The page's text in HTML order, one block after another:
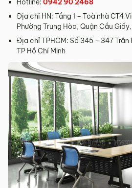
Hotline: 0942 90 2468
Địa chỉ HN: Tầng 1 – Toà nhà CT4
Phường Trung Hòa, Quận Cầu
Địa chỉ TPHCM: Số 345 – 347 Trần
TP Hồ Chí Minh